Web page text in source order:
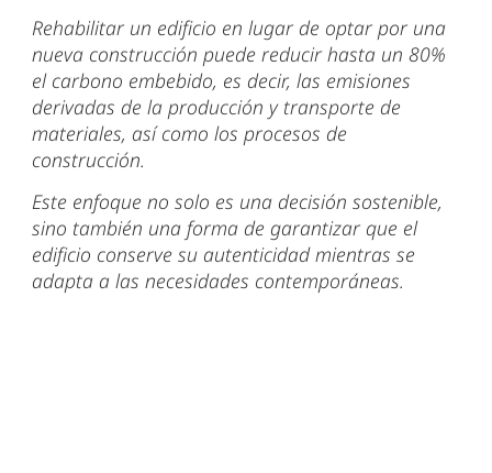
Rehabilitar un edificio en lugar de optar por una
nueva construcción puede reducir hasta un 80%
el carbono embebido, es decir, las emisiones
derivadas de la producción y transporte de
materiales, así como los procesos de
construcción.
Este enfoque no solo es una decisión sostenible,
sino también una forma de garantizar que el
edificio conserve su autenticidad mientras se
adapta a las necesidades contemporáneas.